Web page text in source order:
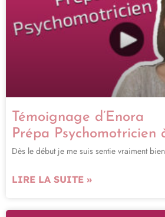
Témoignage d’Enora
Prépa Psychomotricien
Dès le début je me suis sentie vraiment
LIRE LA SUITE »